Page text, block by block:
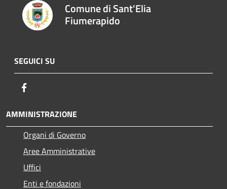
Comune di Sant'Elia
Fiumerapido
SEGUICI SU
AMMINISTRAZIONE
Organi di Governo
Aree Amministrative
Uffici
Enti e fondazioni